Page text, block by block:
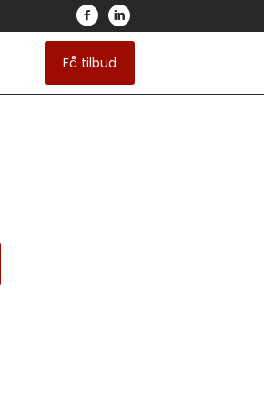
Få tilbud